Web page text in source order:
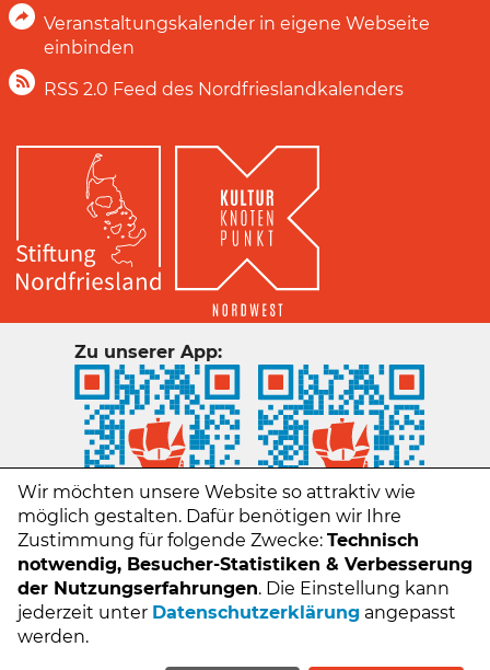
Veranstaltungskalender in eigene Webseite
einbinden
RSS 2.0 Feed des Nordfrieslandkalenders
Kontakt
Zu unserer App:
Wir möchten unsere Website so attraktiv wie
möglich gestalten. Dafür benötigen wir Ihre
Zustimmung für folgende Zwecke: Technisch
notwendig, Besucher-Statistiken & Verbesserung
der Nutzungserfahrungen. Die Einstellung kann
jederzeit unter Datenschutzerklärung angepasst
werden.